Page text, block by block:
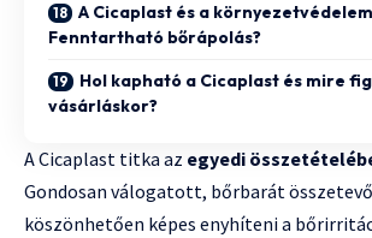
A Cicaplast és a
Fenntartható bőrápolás?
Hol kapható a Cicaplast és mire
vásárláskor?
A Cicaplast titka az egyedi
Gondosan válogatott, bőrbarát
köszönhetően képes enyhíteni a